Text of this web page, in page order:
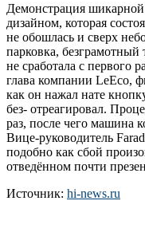
Демонстрация
дизайном, которая
не обошлась и сверх
парковка, безграмотный
не сработала с первого
глава компании LeEco,
как он нажал нате
без- отреагировал.
раз, после чего машина
Вице-руководитель
подобно как сбой
отведённом почти
Источник: hi-news.ru